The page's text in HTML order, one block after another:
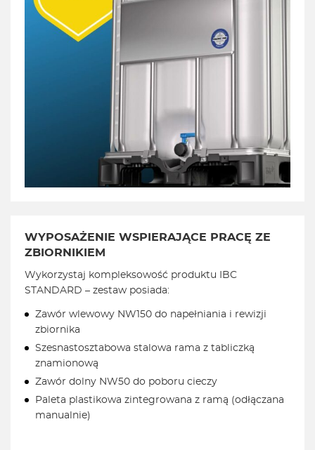
WYPOSAŻENIE WSPIERAJĄCE PRACĘ ZE
ZBIORNIKIEM
Wykorzystaj kompleksowość produktu IBC
STANDARD – zestaw posiada:
Zawór wlewowy NW150 do napełniania i rewizji
zbiornika
Szesnastosztabowa stalowa rama z tabliczką
znamionową
Zawór dolny NW50 do poboru cieczy
Paleta plastikowa zintegrowana z ramą (odłączana
manualnie)